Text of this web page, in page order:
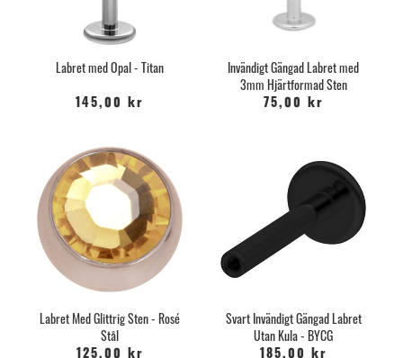
Labret med Opal - Titan
145,00 kr
Invändigt Gängad Labret med
3mm Hjärtformad Sten
75,00 kr
Labret Med Glittrig Sten - Rosé
Stål
125,00 kr
Svart Invändigt Gängad Labret
Utan Kula - BYCG
185,00 kr